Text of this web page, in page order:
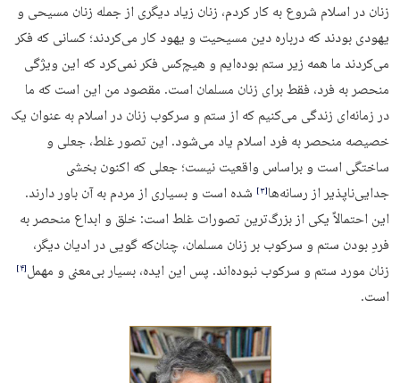
زنان در اسلام شروع به کار کردم، زنان زیاد دیگری از جمله زنان مسیحی و
یهودی بودند که درباره دین مسیحیت و یهود کار می‌کردند؛ کسانی که فکر
می‌کردند ما همه زیر ستم بوده‌ایم و هیچ‌کس فکر نمی‌کرد که این ویژگی
منحصر به فرد، فقط برای زنان مسلمان است. مقصود من این است که ما
در زمانه‌ای زندگی می‌کنیم که از ستم و سرکوب زنان در اسلام به عنوان یک
خصیصه منحصر به فرد اسلام یاد می‌شود. این تصور غلط، جعلی و
ساختگی است و براساس واقعیت نیست؛ جعلی که اکنون بخشی
جدایی‌ناپذیر از رسانه‌ها‏[۳]‎
شده است و بسیاری از مردم به آن باور دارند.
این احتمالاً یکی از بزرگ‌ترین تصورات غلط است: خلق و ابداع منحصر به
فردِ بودن ستم و سرکوب بر زنان مسلمان، چنان‌که گویی در ادیان دیگر،
زنان مورد ستم و سرکوب نبوده‌اند. پس این ایده، بسیار بی‌معنی و مهمل‏[۴]‎
است.